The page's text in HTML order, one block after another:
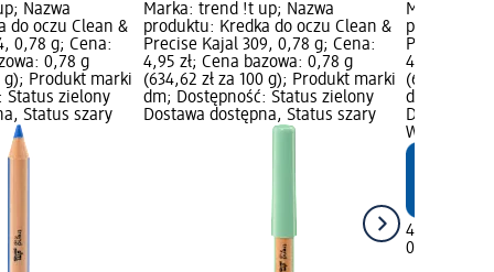
Nazwa
do oczu Clean &
0,78 g; Cena:
0,78 g
g); Produkt marki
Status zielony
Status szary
Marka: trend !t up; Nazwa
produktu: Kredka do oczu Clean &
Precise Kajal 309, 0,78 g; Cena:
4,95 zł; Cena bazowa: 0,78 g
(634,62 zł za 100 g); Produkt marki
dm; Dostępność: Status zielony
Dostawa dostępna, Status szary
Marka:
produktu:
Precise
4,95 zł;
(634,62 zł
dm;
Dostawa
Wybierz
4,95 zł
0,78 g